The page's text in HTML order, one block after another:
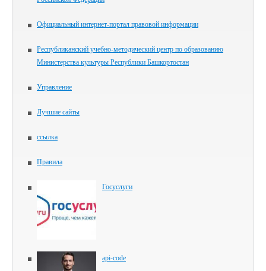
Официальный интернет-портал правовой информации
Республиканский учебно-методический центр по образованию
Министерства культуры Республики Башкортостан
Управление
Лучшие сайты
ссылка
Правила
Госуслуги
api-code